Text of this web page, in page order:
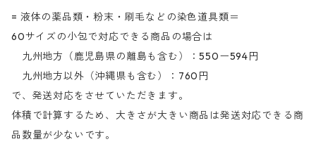
= 液体の薬品類・粉末・刷毛などの染色道具類＝
60サイズの小包で対応できる商品の場合は
九州地方（鹿児島県の離島も含む）：550ー594円
九州地方以外（沖縄県も含む）：760円
で、発送対応をさせていただきます。
体積で計算するため、大きさが大きい商品は発送対応できる商
品数量が少ないです。